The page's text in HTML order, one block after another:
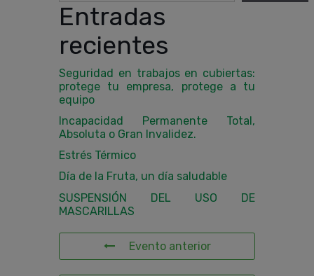
Entradas
recientes
Seguridad en trabajos en cubiertas:
protege tu empresa, protege a tu
equipo
Incapacidad Permanente Total,
Absoluta o Gran Invalidez.
Estrés Térmico
Día de la Fruta, un día saludable
SUSPENSIÓN DEL USO DE
MASCARILLAS
Evento anterior